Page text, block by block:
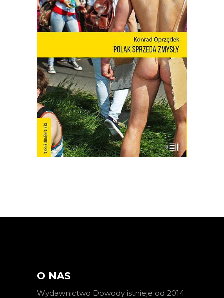
Mariusz Szczygieł o książce: Wreszcie
możemy zobaczyć siebie! Nie ma o
Polsce takich książek jak debiut Konrada
Oprzędka. Wariackich, ale pogodnych.
Smutnych, ale nie przygnębiających.
Moje pokolenie w połowie lat 80. żyło
podniecającym filmem
dokumentalnym „Oto Ameryka”.
Emitowany nocą w […]
O NAS
Wydawnictwo Dowody istnieje od 2014